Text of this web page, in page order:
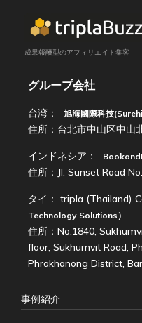
成果報酬型のアフィリエイト集客
グループ会社
台湾： 旭海國際科技
住所：台北市中山区中山
インドネシア：
住所：Jl. Sunset Road
タイ： tripla (Thailand)
Technology Solutions ）
住所：No.1840,
floor, Sukhumvit Road,
Phrakhanong District,
事例紹介